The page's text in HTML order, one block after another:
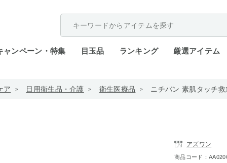
ャンペーン・特集 目玉品 ランキング 厳選アイテム
ア 日用衛生品・介護 衛生医療品 ニチバン 素肌タッチ
アズワン
商品コード：